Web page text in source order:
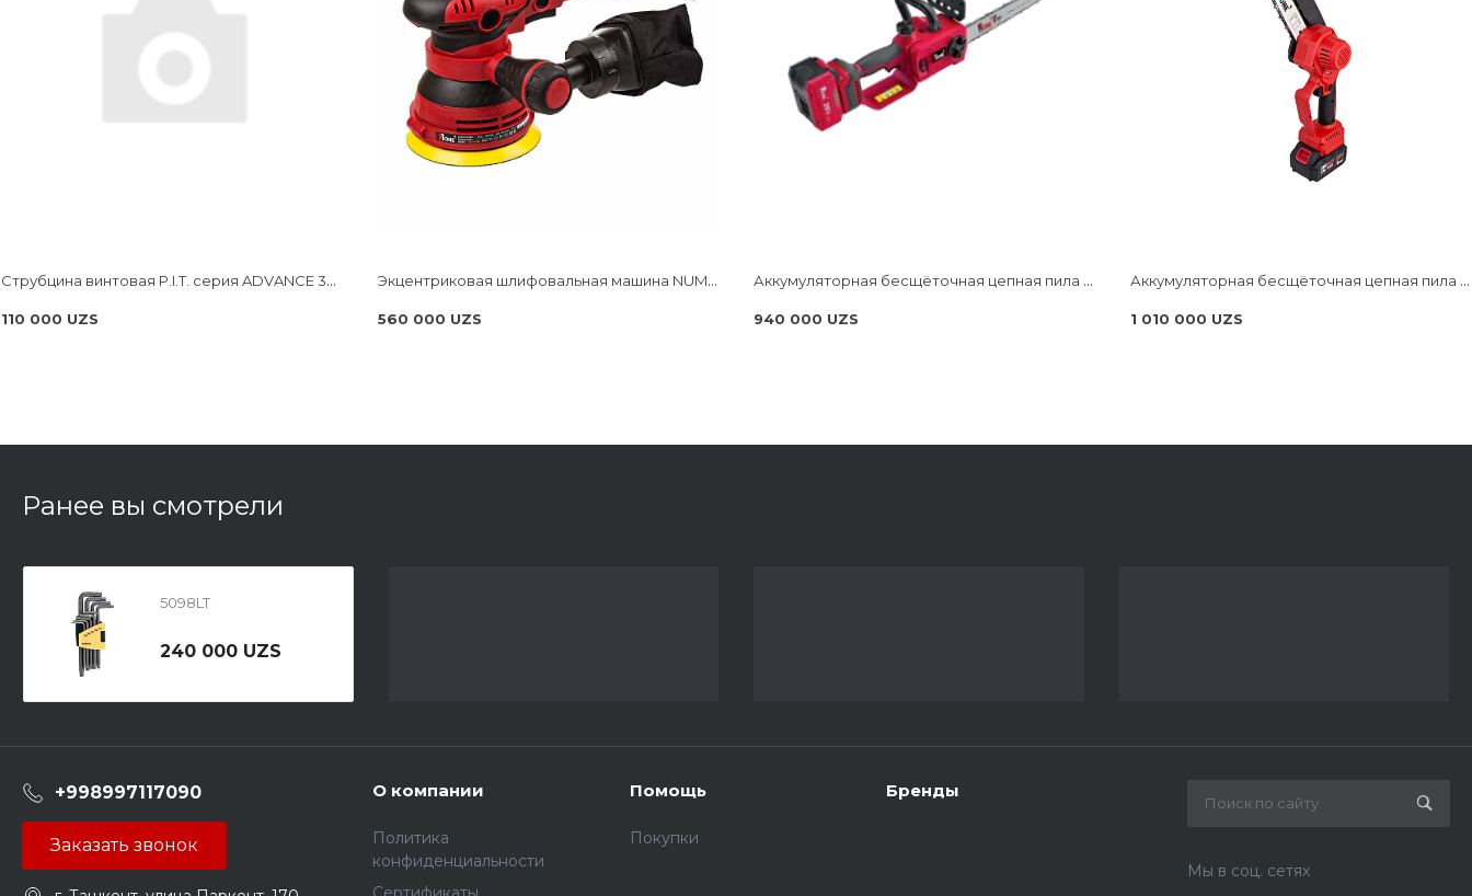
Струбцина винтовая P.I.T. cерия ADVANCE 300мм, тип F, 120x270 мм, 4000 Н, сталь/чугун HCLF03-0300
110 000 UZS
Экцентриковая шлифовальная машина NUMBER ONE ES500-PRO
560 000 UZS
Аккумуляторная бесщёточная цепная пила NUMBER ONE ECS18/3.0-PRO-B ONE ENERGY
940 000 UZS
Аккумуляторная бесщёточная цепная пила NUMBER ONE ECS20/3.0-PRO ONE ENERGY
1 010 000 UZS
Ранее вы смотрели
5098LT
240 000 UZS
+998997117090
Заказать звонок
О компании
Политика
конфиденциальности
Помощь
Покупки
Бренды
Мы в соц. сетях